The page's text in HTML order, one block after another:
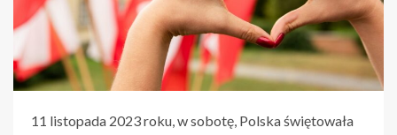
11 listopada 2023 roku, w sobotę, Polska świętowała